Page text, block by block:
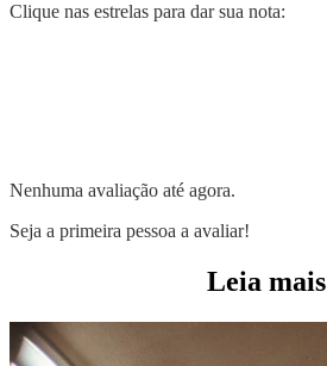
Clique nas estrelas para dar sua nota:
Nenhuma avaliação até agora.
Seja a primeira pessoa a avaliar!
Leia mais